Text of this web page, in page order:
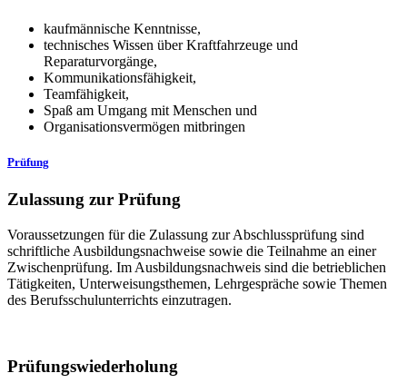
kaufmännische Kenntnisse,
technisches Wissen über Kraftfahrzeuge und
Reparaturvorgänge,
Kommunikationsfähigkeit,
Teamfähigkeit,
Spaß am Umgang mit Menschen und
Organisationsvermögen mitbringen
Prüfung
Zulassung zur Prüfung
Voraussetzungen für die Zulassung zur Abschlussprüfung sind
schriftliche Ausbildungsnachweise sowie die Teilnahme an einer
Zwischenprüfung. Im Ausbildungsnachweis sind die betrieblichen
Tätigkeiten, Unterweisungsthemen, Lehrgespräche sowie Themen
des Berufsschulunterrichts einzutragen.
Prüfungswiederholung